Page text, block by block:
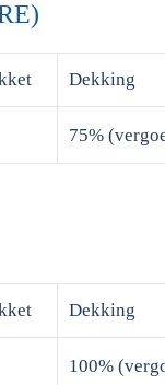
Dekking
75%
Dekking
100%